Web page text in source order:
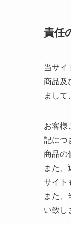
責任
当サイ
商品及
まして
お客様
記につ
商品の
また
サイト
また
い致し